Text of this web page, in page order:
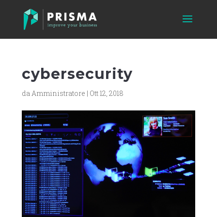
cybersecurity
daAmministratore | Ott 12, 2018